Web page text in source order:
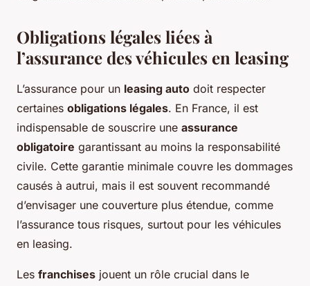
Obligations légales liées à
l’assurance des véhicules en leasing
L’assurance pour un leasing auto doit respecter
certaines obligations légales. En France, il est
indispensable de souscrire une assurance
obligatoire garantissant au moins la responsabilité
civile. Cette garantie minimale couvre les dommages
causés à autrui, mais il est souvent recommandé
d’envisager une couverture plus étendue, comme
l’assurance tous risques, surtout pour les véhicules
en leasing.
Les franchises jouent un rôle crucial dans le